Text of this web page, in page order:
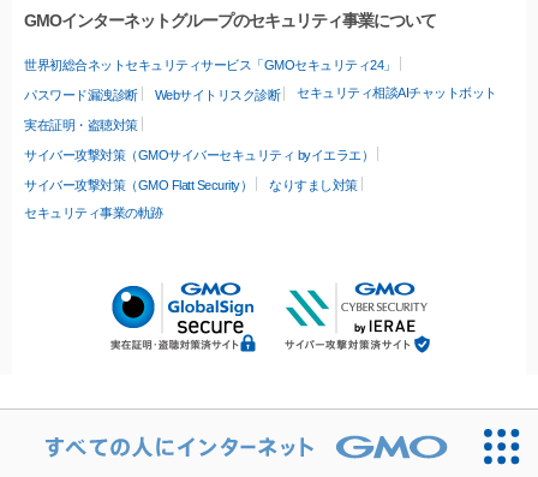
GMOインターネットグループのセキュリティ事業について
世界初総合ネットセキュリティサービス「GMOセキュリティ24」
パスワード漏洩診断 Webサイトリスク診断 セキュリティ相談AIチャットボット
実在証明・盗聴対策
サイバー攻撃対策（GMOサイバーセキュリティ byイエラエ）
サイバー攻撃対策（GMO Flatt Security）
なりすまし対策
セキュリティ事業の軌跡